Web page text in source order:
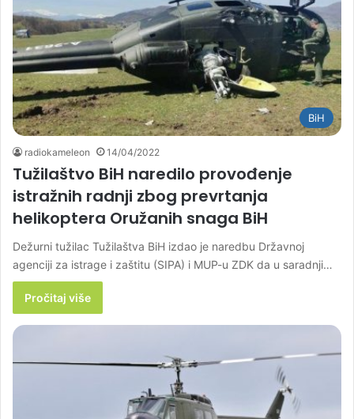
BiH
radiokameleon 14/04/2022
Tužilaštvo BiH naredilo provođenje
istražnih radnji zbog prevrtanja
helikoptera Oružanih snaga BiH
Dežurni tužilac Tužilaštva BiH izdao je naredbu Državnoj
agenciji za istrage i zaštitu (SIPA) i MUP-u ZDK da u saradnji…
Pročitaj više